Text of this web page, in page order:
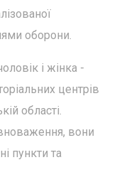
оборони.
і жінка -
центрів
області.
вони
пункти та